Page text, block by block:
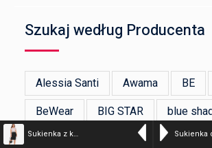
Sukienka z koronką
Szukaj według Producenta
Alessia Santi Awama BE
BeWear BIG STAR blue
bonprix BRONX AND BANCO